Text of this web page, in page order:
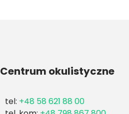
Centrum okulistyczne
tel: +48 58 621 88 00